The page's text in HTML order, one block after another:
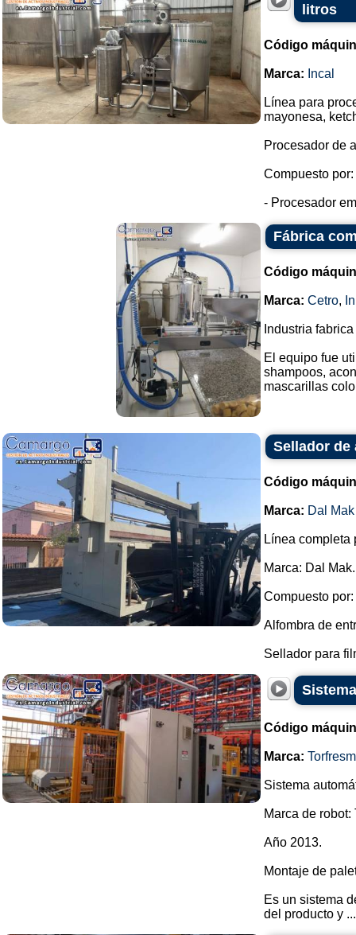
litros
Código
Marca: Incal
Línea para
mayonesa,
Procesador de
Compuesto por:
- Procesador
Fábrica
Código
Marca: Cetro,
Industria
El equipo fue
shampoos,
mascarillas
Sellador de
Código
Marca: Dal Mak
Línea completa
Marca: Dal Mak.
Compuesto por:
Alfombra de
Sellador para
Código
Marca:
Sistema
Marca de robot:
Año 2013.
Montaje de
Es un sistema
del producto y ...